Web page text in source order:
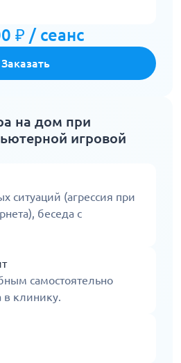
₽ / сеанс
Заказать
на дом при
игровой
ситуаций (агрессия при
беседа с
самостоятельно
в клинику.